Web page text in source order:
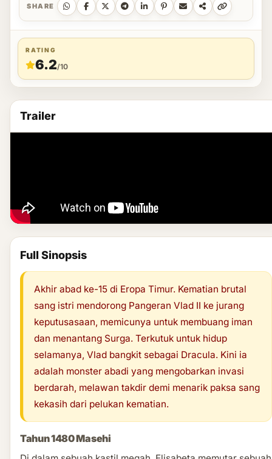
SHARE
RATING
6.2/10
Trailer
Full Sinopsis
Akhir abad ke-15 di Eropa Timur. Kematian brutal
sang istri mendorong Pangeran Vlad II ke jurang
keputusasaan, memicunya untuk membuang iman
dan menantang Surga. Terkutuk untuk hidup
selamanya, Vlad bangkit sebagai Dracula. Kini ia
adalah monster abadi yang mengobarkan invasi
berdarah, melawan takdir demi menarik paksa sang
kekasih dari pelukan kematian.
Tahun 1480 Masehi